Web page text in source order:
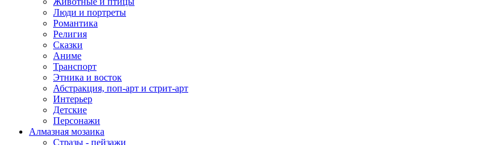
Люди и портреты
Романтика
Религия
Сказки
Аниме
Транспорт
Этника и восток
Абстракция, поп-арт и стрит-арт
Интерьер
Детские
Персонажи
Алмазная мозаика
Стразы - пейзажи